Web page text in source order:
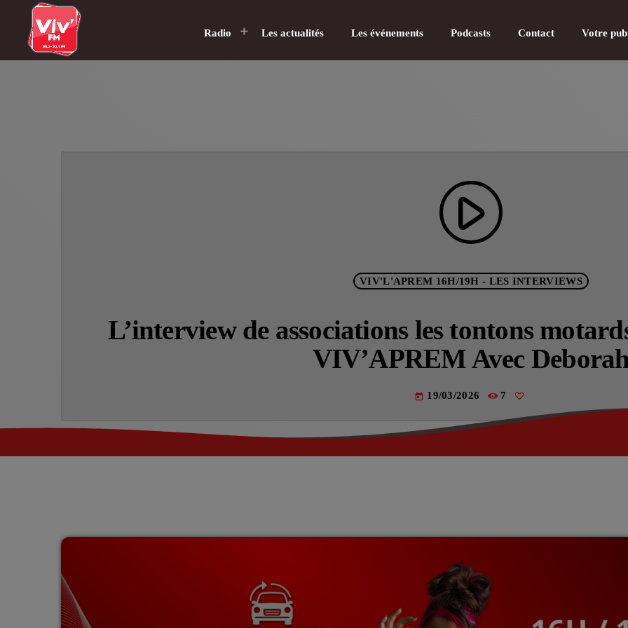
Radio Les actualités Les événements Podcasts Contact Votre
La Fère
La
play_arrow
VIV'L'APREM 16H/19H - LES INTERVIEWS
L’interview de associations les tontons
VIV’APREM Avec
today 19/03/2026 7